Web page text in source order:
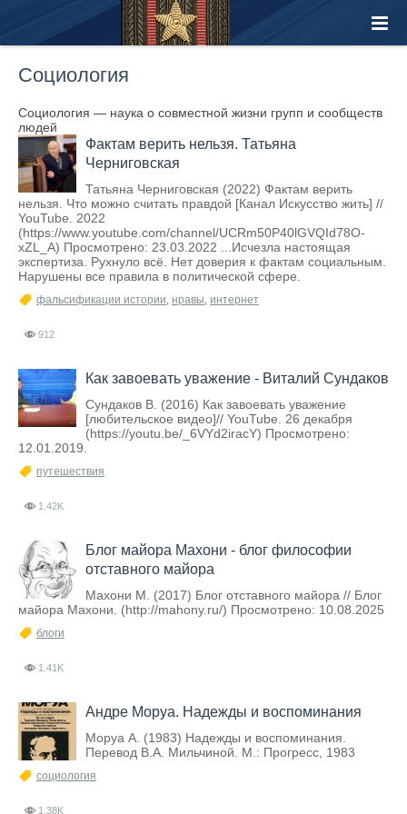
Социология
Социология — наука о совместной жизни групп и сообществ
людей
Фактам верить нельзя. Татьяна
Черниговская
Татьяна Черниговская (2022) Фактам верить
нельзя. Что можно считать правдой [Канал Искусство жить] //
YouTube. 2022
(https://www.youtube.com/channel/UCRm50P40lGVQId78O-
xZL_A) Просмотрено: 23.03.2022 ...Исчезла настоящая
экспертиза. Рухнуло всё. Нет доверия к фактам социальным.
Нарушены все правила в политической сфере.
фальсификации истории, нравы, интернет
912
Как завоевать уважение - Виталий Сундаков
Сундаков В. (2016) Как завоевать уважение
[любительское видео]// YouTube. 26 декабря
(https://youtu.be/_6VYd2iracY) Просмотрено:
12.01.2019.
путешествия
1.42K
Блог майора Махони - блог философии
отставного майора
Махони М. (2017) Блог отставного майора // Блог
майора Махони. (http://mahony.ru/) Просмотрено: 10.08.2025
блоги
1.41K
Андре Моруа. Надежды и воспоминания
Моруа А. (1983) Надежды и воспоминания.
Перевод В.А. Мильчиной. М.: Прогресс, 1983
социология
1.38K